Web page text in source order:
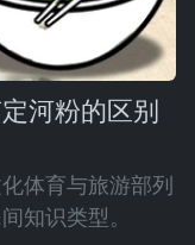
河粉的区别
体育与旅游部列
知识类型。